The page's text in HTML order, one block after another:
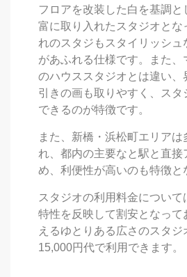
フロアを改装した白を基調と
富に取り入れたスタジオとな
れのスタジもスタイリッシュ
があふれる仕様です。また
のハウススタジオとは違い、
引きの画も取りやすく、スタ
できるのが特徴です。
また、新橋・浜松町エリアは
れ、都内の主要なと駅と直接
め、利便性が高いのも特徴と
スタジオの利用料金につい
特性を反映して割安となって
えるゆとりある広さのスタジ
15,000円代で利用できます。